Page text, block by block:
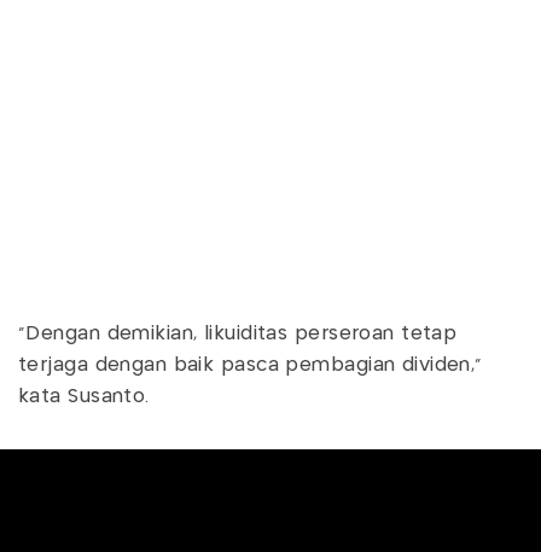
"Dengan demikian, likuiditas perseroan tetap
terjaga dengan baik pasca pembagian dividen,"
kata Susanto.